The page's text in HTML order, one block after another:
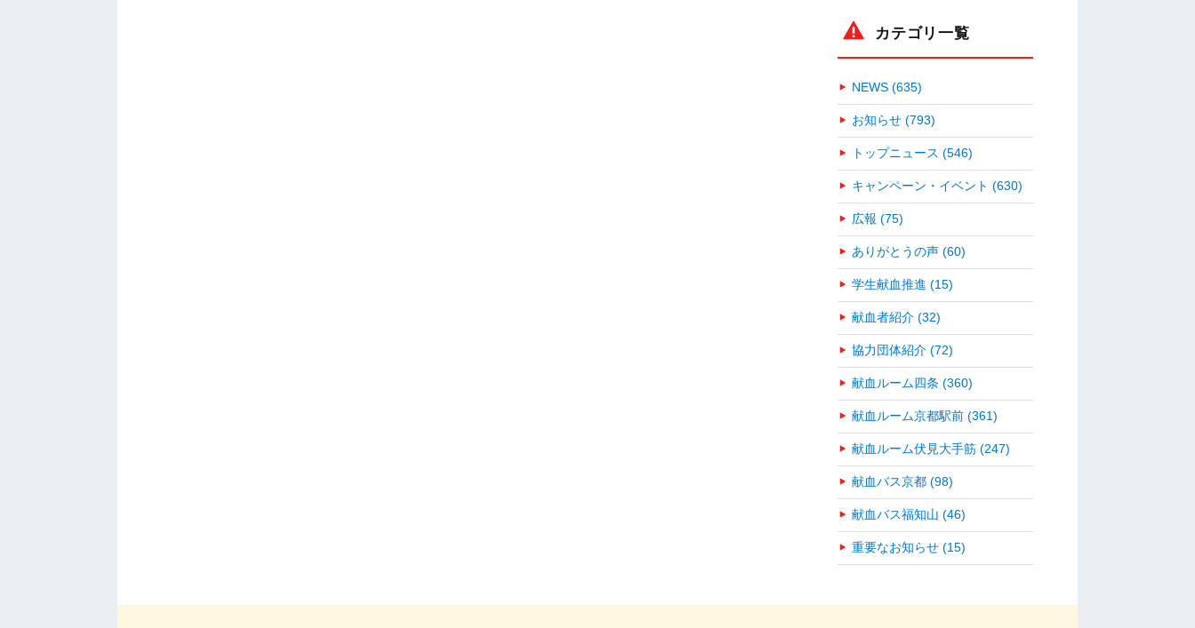
カテゴリ一覧
NEWS (635)
お知らせ (793)
トップニュース (546)
キャンペーン・イベント (630)
広報 (75)
ありがとうの声 (60)
学生献血推進 (15)
献血者紹介 (32)
協力団体紹介 (72)
献血ルーム四条 (360)
献血ルーム京都駅前 (361)
献血ルーム伏見大手筋 (247)
献血バス京都 (98)
献血バス福知山 (46)
重要なお知らせ (15)